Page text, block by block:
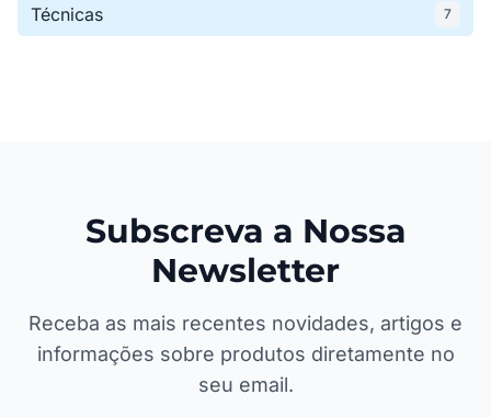
Técnicas 7
Subscreva a Nossa
Newsletter
Receba as mais recentes novidades, artigos e
informações sobre produtos diretamente no
seu email.